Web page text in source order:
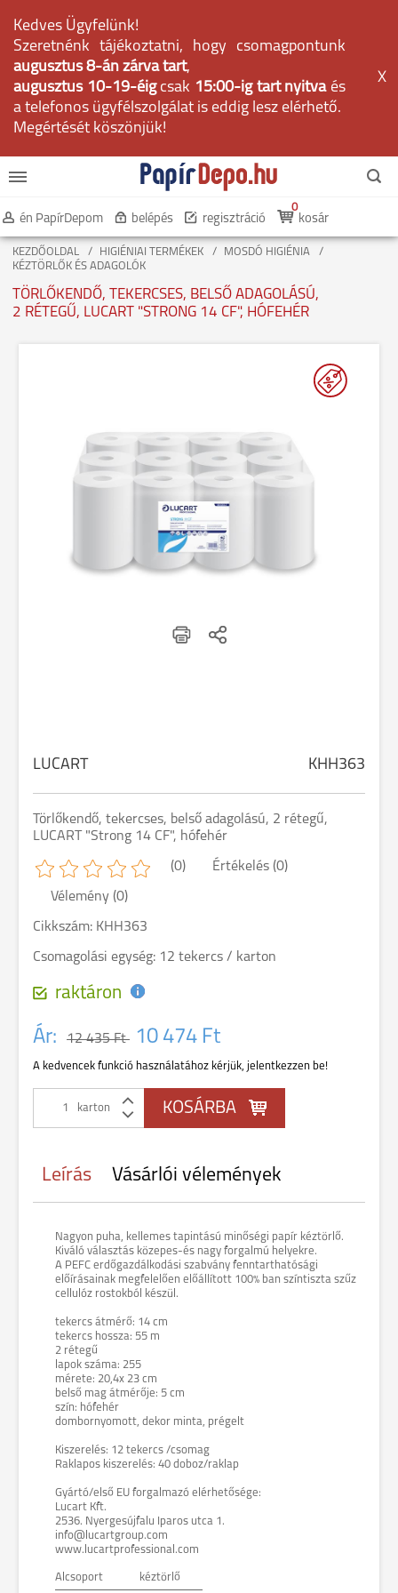
Kedves Ügyfelünk!
Szeretnénk tájékoztatni, hogy csomagpontunk
augusztus 8-án zárva tart,
augusztus 10-19-éig csak 15:00-ig tart nyitvaés
a telefonos ügyfélszolgálat is eddig lesz elérhető.
Megértését köszönjük!
X
én PapírDepom belépés regisztráció kosár
0
KEZDŐOLDAL HIGIÉNIAI TERMÉKEK
MOSDÓ HIGIÉNIA
KÉZTÖRLŐK ÉS ADAGOLÓK
TÖRLŐKENDŐ, TEKERCSES, BELSŐ ADAGOLÁSÚ,
2 RÉTEGŰ, LUCART "STRONG 14 CF", HÓFEHÉR
LUCART KHH363
Törlőkendő, tekercses, belső adagolású, 2 rétegű,
LUCART "Strong 14 CF", hófehér
(0) Értékelés (0)
Vélemény (0)
Cikkszám: KHH363
Csomagolási egység: 12 tekercs / karton
raktáron
Ár: 12 435 Ft 10 474 Ft
A kedvencek funkció használatához kérjük, jelentkezzen be!
karton
Leírás Vásárlói vélemények
Nagyon puha, kellemes tapintású minőségi papír kéztörlő.
Kiváló választás közepes-és nagy forgalmú helyekre.
A PEFC erdőgazdálkodási szabvány fenntarthatósági
előírásainak megfelelően előállított 100% ban színtiszta szűz
cellulóz rostokból készül.
tekercs átmérő: 14 cm
tekercs hossza: 55 m
2 rétegű
lapok száma: 255
mérete: 20,4x 23 cm
belső mag átmérője: 5 cm
szín: hófehér
dombornyomott, dekor minta, prégelt
Kiszerelés: 12 tekercs /csomag
Raklapos kiszerelés: 40 doboz/raklap
Gyártó/első EU forgalmazó elérhetősége:
Lucart Kft.
2536. Nyergesújfalu Iparos utca 1.
info@lucartgroup.com
www.lucartprofessional.com
Alcsoport kéztörlő